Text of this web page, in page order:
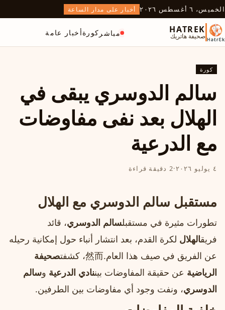
الخميس، ٦ أغسطس ٢٠٢٦ أخبار على مدار الساعة
HATREK
صحيفة هاتريك مباشر كورةأخبار عامة
كورة
سالم الدوسري يبقى في
الهلال بعد نفى مفاوضات
مع الدرعية
٤ يوليو ٢٠٢٦ ·2 دقيقة قراءة
مستقبل سالم الدوسري مع الهلال
تطورات مثيرة في مستقبلسالم الدوسري، قائد
فريقالهلال لكرة القدم، بعد انتشار أنباء حول إمكانية رحيله
عن الفريق في صيف هذا العام.然而، كشفت
صحيفة
الرياضية عن حقيقة المفاوضات بيننادي الدرعية وسالم
الدوسري، ونفت وجود أي مفاوضات بين الطرفين.